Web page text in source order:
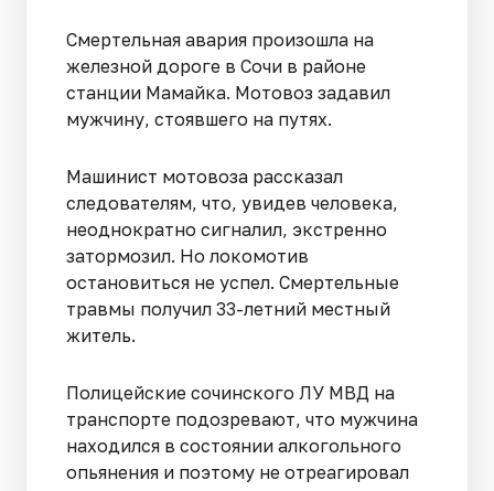
Смертельная авария произошла на
железной дороге в Сочи в районе
станции Мамайка. Мотовоз задавил
мужчину, стоявшего на путях.
Машинист мотовоза рассказал
следователям, что, увидев человека,
неоднократно сигналил, экстренно
затормозил. Но локомотив
остановиться не успел. Смертельные
травмы получил 33-летний местный
житель.
Полицейские сочинского ЛУ МВД на
транспорте подозревают, что мужчина
находился в состоянии алкогольного
опьянения и поэтому не отреагировал